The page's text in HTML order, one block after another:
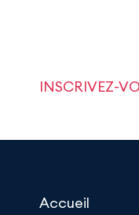
INSCRIVEZ-
Accueil